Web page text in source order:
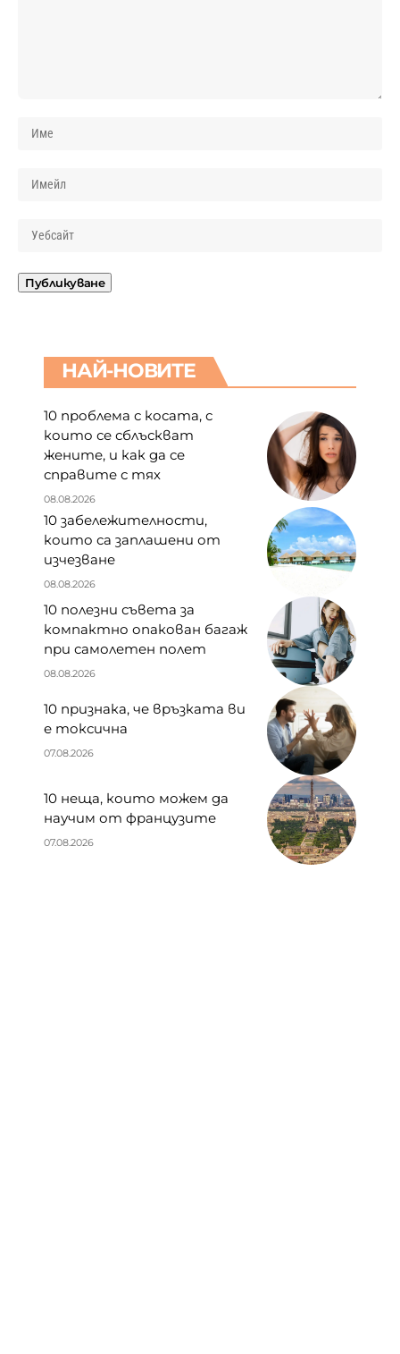
НАЙ-НОВИТЕ
10 проблема с косата, с
които се сблъскват
жените, и как да се
справите с тях
08.08.2026
10 забележителности,
които са заплашени от
изчезване
08.08.2026
10 полезни съвета за
компактно опакован багаж
при самолетен полет
08.08.2026
10 признака, че връзката ви
е токсична
07.08.2026
10 неща, които можем да
научим от французите
07.08.2026